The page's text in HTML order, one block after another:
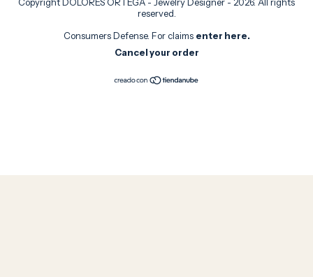
reserved.
Consumers Defense. For claims enter here.
Cancel your order